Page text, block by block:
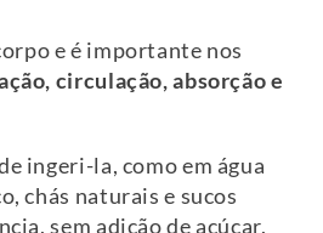
e é importante nos
circulação, absorção e
ingeri-la, como em água
chás naturais e sucos
sem adição de açúcar,